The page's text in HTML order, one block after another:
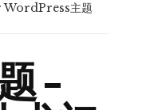
WordPress主题
–